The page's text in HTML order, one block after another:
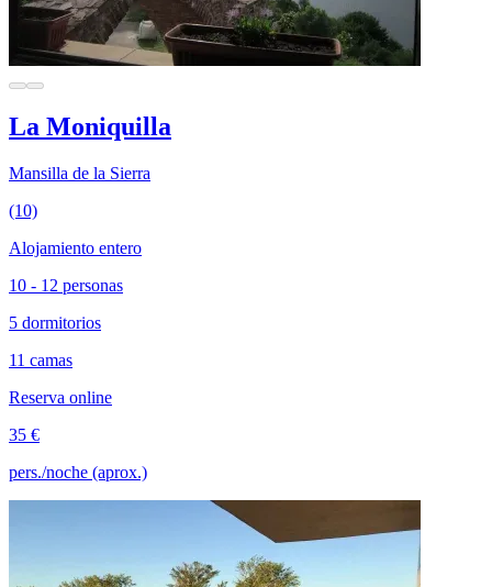
La Moniquilla
Mansilla de la Sierra
(10)
Alojamiento entero
10 - 12 personas
5 dormitorios
11 camas
Reserva online
35 €
pers./noche (aprox.)